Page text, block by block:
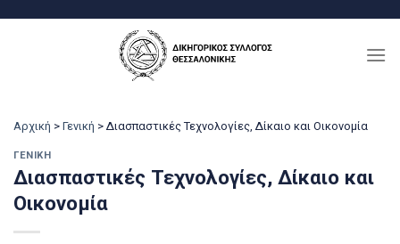
Αρχική > Γενική > Διασπαστικές Τεχνολογίες, Δίκαιο και Οικονομία
ΓΕΝΙΚΉ
Διασπαστικές Τεχνολογίες, Δίκαιο και
Οικονομία